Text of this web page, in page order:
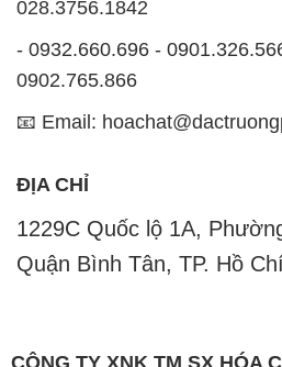
ĐỊA CHỈ
1229C Quốc lộ 1A,
Quận Bình Tân, TP. Hồ
CÔNG TY XNK TM SX HÓA
PHÁT
kinh doanh và phân phối các